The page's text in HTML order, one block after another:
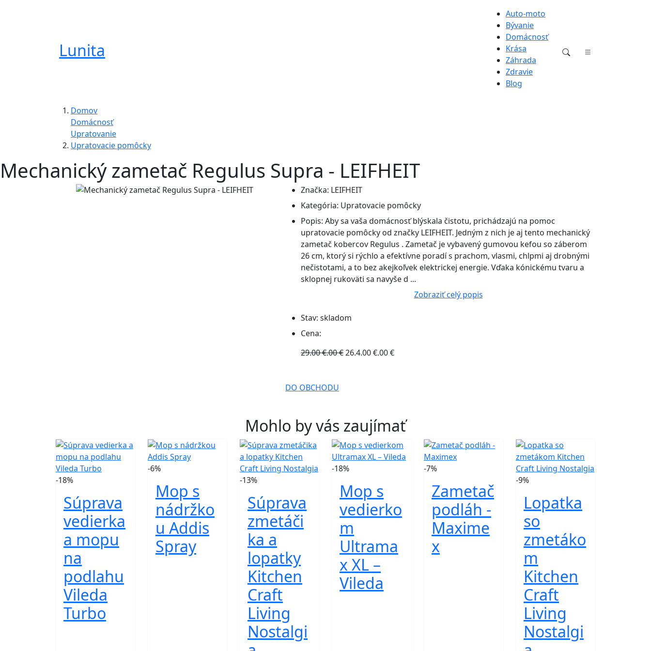
Lunita
Auto-moto
Bývanie
Domácnosť
Krása
Záhrada
Zdravie
Blog
Domov
Domácnosť
Upratovanie
Upratovacie pomôcky
Mechanický zametač Regulus Supra - LEIFHEIT
Značka: LEIFHEIT
Kategória: Upratovacie pomôcky
Popis: Aby sa vaša domácnosť blýskala čistotu, prichádzajú na pomoc
upratovacie pomôcky od značky LEIFHEIT. Jedným z nich je aj tento mechanický
zametač kobercov Regulus . Zametač je vybavený gumovou kefou so záberom
26 cm, ktorý si rýchlo a efektívne poradí s prachom, vlasmi, chlpmi aj drobnými
nečistotami, a to bez akejkoľvek elektrickej energie. Vďaka kónickému tvaru a
sklopnej rukoväti sa navyše d ...
Zobraziť celý popis
Stav: skladom
Cena:
29.00 €.00 €26.4.00 €.00 €
DO OBCHODU
Mohlo by vás zaujímať
-18%
Súprava
vedierka
a mopu
na
podlahu
Vileda
Turbo
-6%
Mop s
nádržko
u Addis
Spray
-13%
Súprava
zmetáči
ka a
lopatky
Kitchen
Craft
Living
Nostalgi
-18%
Mop s
vedierko
m
Ultrama
x XL –
Vileda
-7%
Zametač
podláh -
Maxime
x
-9%
Lopatka
so
zmetáko
m
Kitchen
Craft
Living
Nostalgi